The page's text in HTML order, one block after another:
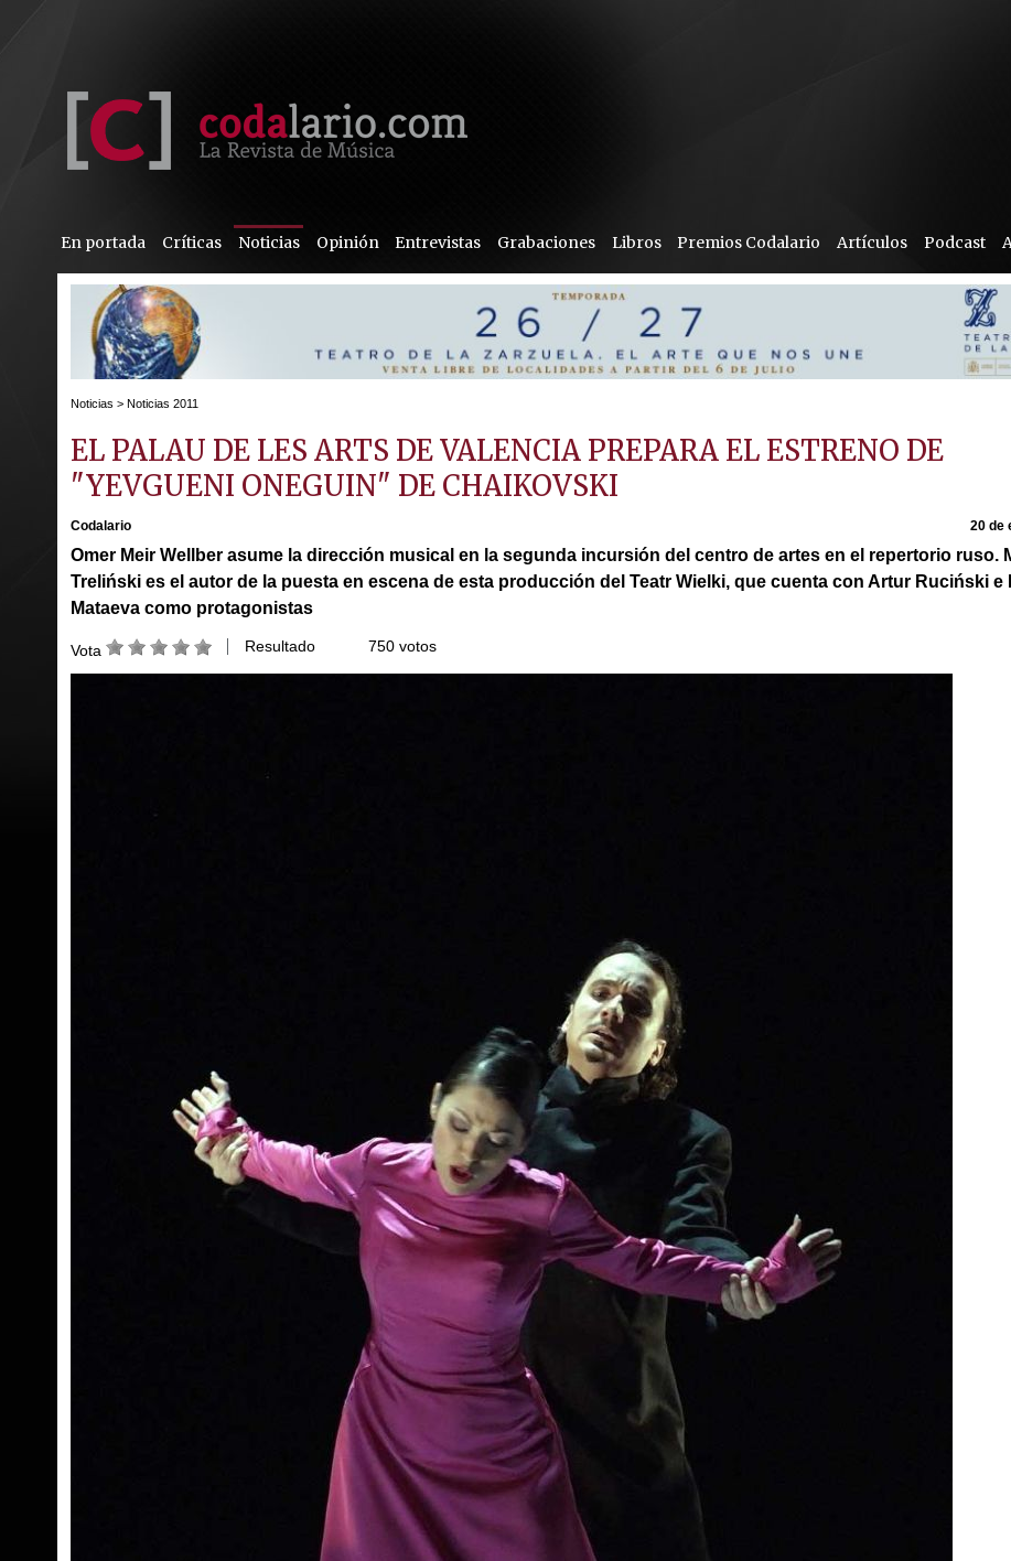
En portada Críticas Noticias Opinión Entrevistas Grabaciones Libros Premios Codalario Artículos Podcast
Noticias > Noticias 2011
EL PALAU DE LES ARTS DE VALENCIA PREPARA EL ESTRENO DE
"YEVGUENI ONEGUIN" DE CHAIKOVSKI
Codalario 20 de
Omer Meir Wellber asume la dirección musical en la segunda incursión del centro de artes en el repertorio ruso.
Treliński es el autor de la puesta en escena de esta producción del Teatr Wielki, que cuenta con Artur Ruciński e
Mataeva como protagonistas
Vota Resultado 750 votos